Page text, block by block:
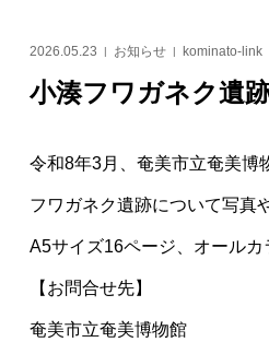
2026.05.23 お知らせ kominato-link
小湊フワガネク遺
令和8年3月、奄美市立奄美博
フワガネク遺跡について写真
A5サイズ16ページ、オールカ
【お問合せ先】
奄美市立奄美博物館